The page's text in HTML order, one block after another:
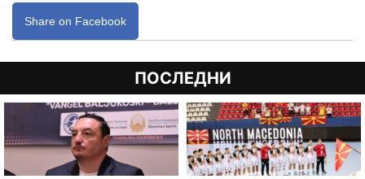
Share on Facebook
ПОСЛЕДНИ